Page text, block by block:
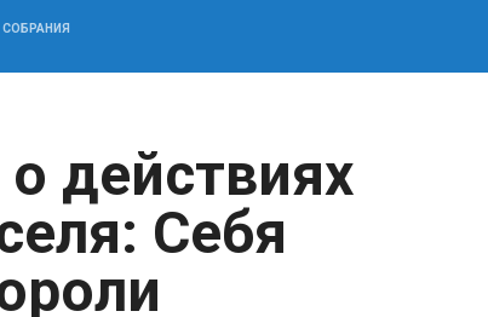
действиях
Себя